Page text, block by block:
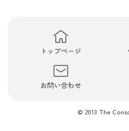
トップページ
お問い合わせ
© 2013 The